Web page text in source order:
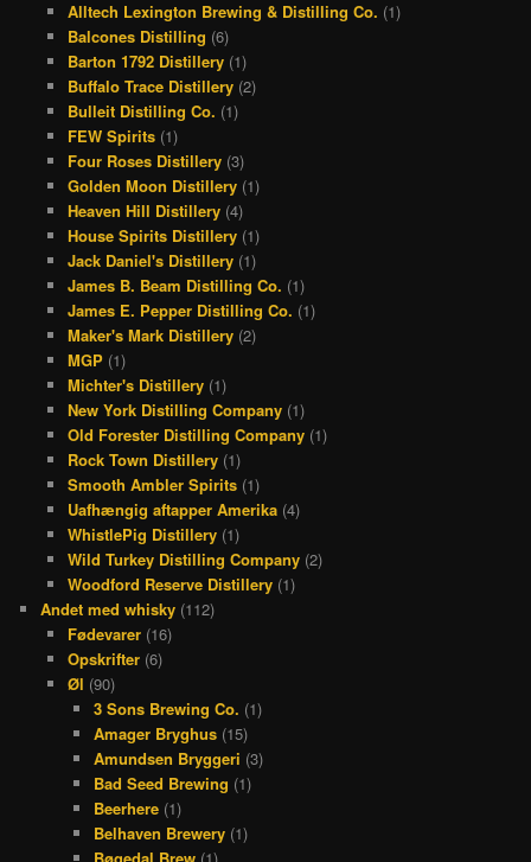
b
o
o
k
a
d
s
a
g
r
a
m
e
r
e
t
Alltech Lexington Brewing & Distilling Co. (1)
Balcones Distilling (6)
Barton 1792 Distillery(1)
Buffalo Trace Distillery(2)
Bulleit Distilling Co. (1)
FEW Spirits(1)
Four Roses Distillery(3)
Golden Moon Distillery(1)
Heaven Hill Distillery(4)
House Spirits Distillery(1)
Jack Daniel's Distillery(1)
James B. Beam Distilling Co. (1)
James E. Pepper Distilling Co. (1)
Maker's Mark Distillery(2)
MGP(1)
Michter's Distillery(1)
New York Distilling Company(1)
Old Forester Distilling Company(1)
Rock Town Distillery(1)
Smooth Ambler Spirits(1)
Uafhængig aftapper Amerika(4)
WhistlePig Distillery(1)
Wild Turkey Distilling Company(2)
Woodford Reserve Distillery(1)
Andet med whisky (112)
Fødevarer(16)
Opskrifter(6)
Øl (90)
3 Sons Brewing Co. (1)
Amager Bryghus (15)
Amundsen Bryggeri (3)
Bad Seed Brewing (1)
Beerhere (1)
Belhaven Brewery (1)